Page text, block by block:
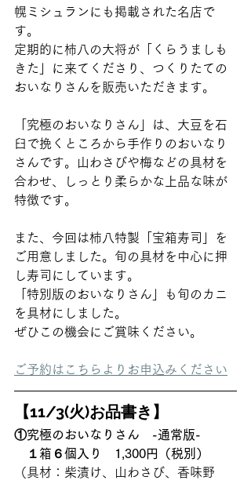
幌ミシュランにも掲載された名店で
す。
定期的に柿八の大将が「くらうましも
きた」に来てくださり、つくりたての
おいなりさんを販売いただきます。
「究極のおいなりさん」は、大豆を石
臼で挽くところから手作りのおいなり
さんです。山わさびや梅などの具材を
合わせ、しっとり柔らかな上品な味が
特徴です。
また、今回は柿八特製「宝箱寿司」を
ご用意しました。旬の具材を中心に押
し寿司にしています。
「特別版のおいなりさん」も旬のカニ
を具材にしました。
ぜひこの機会にご賞味ください。
ご予約はこちらよりお申込みください
【11/3(火)お品書き】
①究極のおいなりさん　-通常版-
１箱６個入り　1,300円（税別）
（具材：柴漬け、山わさび、香味野